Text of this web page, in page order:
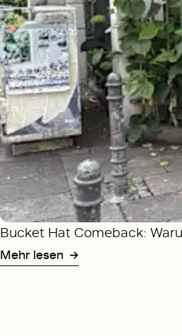
Bucket Hat Comeback:
Mehr lesen